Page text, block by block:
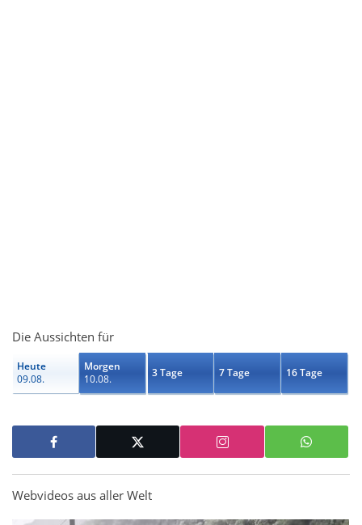
Die Aussichten für
Heute
09.08.
Morgen
10.08.
3 Tage 7 Tage 16 Tage
Webvideos aus aller Welt